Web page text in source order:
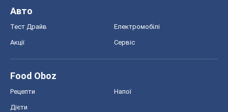
Авто
Тест Драйв Електромобілі
Акції Сервіс
Food Oboz
Рецепти Напої
Дієти